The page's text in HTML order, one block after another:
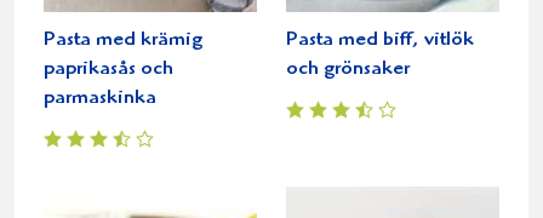
Pasta med krämig
paprikasås och
parmaskinka
Pasta med biff, vitlök
och grönsaker